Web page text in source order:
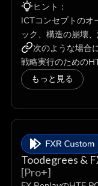
ヒント：
ICTコンセプトのオ
ック、構造の崩壊
次のような場合
戦略実行のための
もっと見る
Toodegrees &
[Pro+]